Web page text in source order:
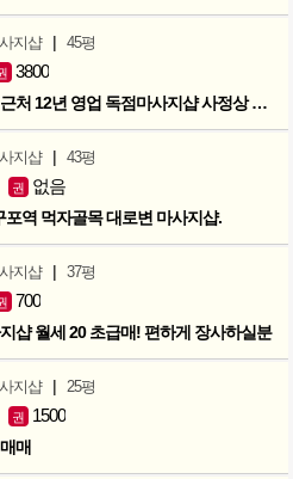
지샵 | 45평
3800
청주 육거리시장 근처 12년 영업 독점마사지샵 사정상 급매합니다.
지샵 | 43평
권 없음
역 먹자골목 대로변 마사지샵.
지샵 | 37평
700
샵 월세 20 초급매! 편하게 장사하실분
지샵 | 25평
권 1500
매